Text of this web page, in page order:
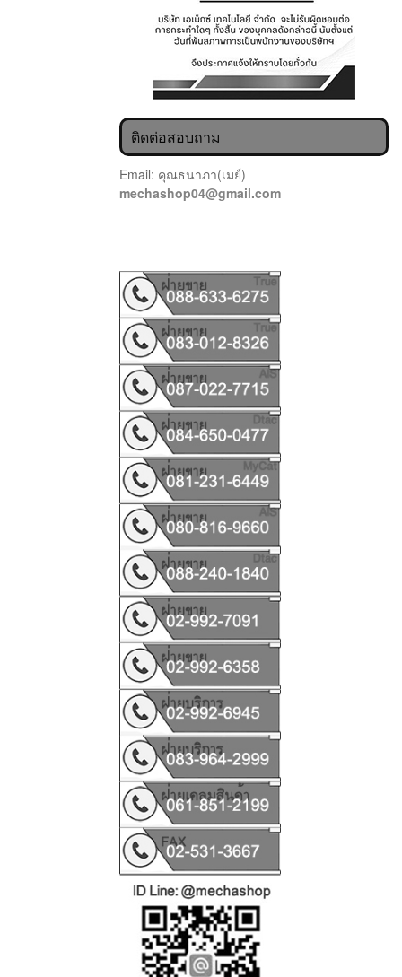
ติดต่อสอบถาม
Email: คุณธนาภา(เมย์)
mechashop04@gmail.com